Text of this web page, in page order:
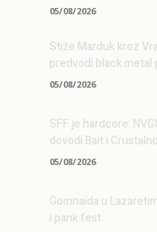
05/08/2026
Stiže Marduk kroz
predvodi black metal
05/08/2026
SFF je hardcore:
dovodi Bait i
05/08/2026
Gomnaida u
i pank fest